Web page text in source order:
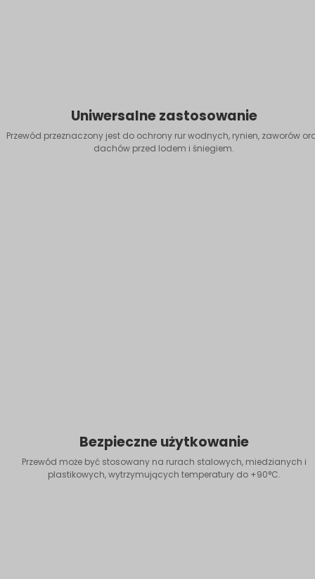
Uniwersalne zastosowanie
Przewód przeznaczony jest do ochrony rur wodnych, rynien, zaworów
dachów przed lodem i śniegiem.
Bezpieczne użytkowanie
Przewód może być stosowany na rurach stalowych, miedzianych i
plastikowych, wytrzymujących temperatury do +90°C.